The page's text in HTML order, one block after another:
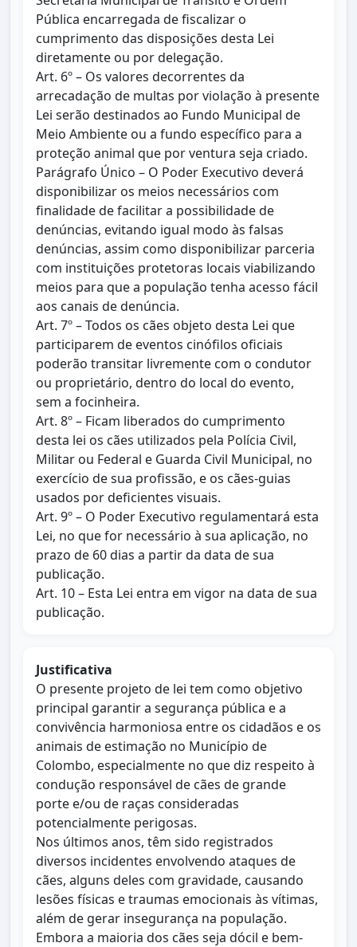
Pública encarregada de fiscalizar o
cumprimento das disposições desta Lei
diretamente ou por delegação.
Art. 6º – Os valores decorrentes da
arrecadação de multas por violação à presente
Lei serão destinados ao Fundo Municipal de
Meio Ambiente ou a fundo específico para a
proteção animal que por ventura seja criado.
Parágrafo Único – O Poder Executivo deverá
disponibilizar os meios necessários com
finalidade de facilitar a possibilidade de
denúncias, evitando igual modo às falsas
denúncias, assim como disponibilizar parceria
com instituições protetoras locais viabilizando
meios para que a população tenha acesso fácil
aos canais de denúncia.
Art. 7º – Todos os cães objeto desta Lei que
participarem de eventos cinófilos oficiais
poderão transitar livremente com o condutor
ou proprietário, dentro do local do evento,
sem a focinheira.
Art. 8º – Ficam liberados do cumprimento
desta lei os cães utilizados pela Polícia Civil,
Militar ou Federal e Guarda Civil Municipal, no
exercício de sua profissão, e os cães-guias
usados por deficientes visuais.
Art. 9º – O Poder Executivo regulamentará esta
Lei, no que for necessário à sua aplicação, no
prazo de 60 dias a partir da data de sua
publicação.
Art. 10 – Esta Lei entra em vigor na data de sua
publicação.
Justificativa
O presente projeto de lei tem como objetivo
principal garantir a segurança pública e a
convivência harmoniosa entre os cidadãos e os
animais de estimação no Município de
Colombo, especialmente no que diz respeito à
condução responsável de cães de grande
porte e/ou de raças consideradas
potencialmente perigosas.
Nos últimos anos, têm sido registrados
diversos incidentes envolvendo ataques de
cães, alguns deles com gravidade, causando
lesões físicas e traumas emocionais às vítimas,
além de gerar insegurança na população.
Embora a maioria dos cães seja dócil e bem-